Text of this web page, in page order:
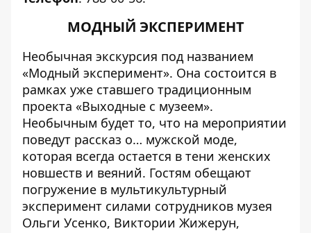
МОДНЫЙ ЭКСПЕРИМЕНТ
Необычная экскурсия под названием
«Модный эксперимент». Она состоится в
рамках уже ставшего традиционным
проекта «Выходные с музеем».
Необычным будет то, что на мероприятии
поведут рассказ о… мужской моде,
которая всегда остается в тени женских
новшеств и веяний. Гостям обещают
погружение в мультикультурный
эксперимент силами сотрудников музея
Ольги Усенко, Виктории Жижерун,